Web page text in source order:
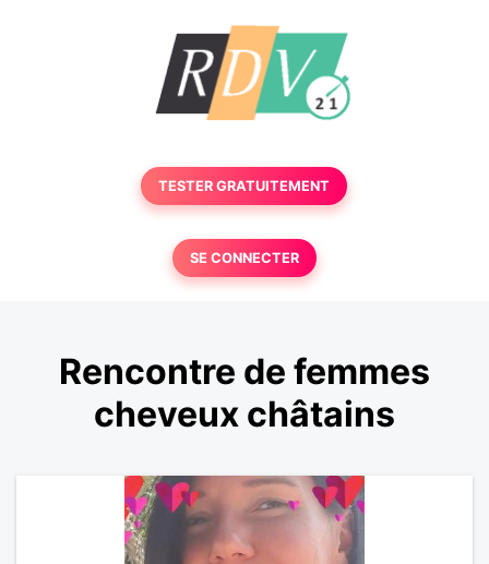
TESTER GRATUITEMENT
SE CONNECTER
Rencontre de femmes
cheveux châtains